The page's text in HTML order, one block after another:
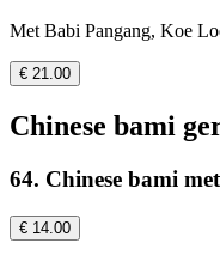
Met Babi Pangang, Koe
€ 21.00
Chinese bami
64. Chinese bami
€ 14.00